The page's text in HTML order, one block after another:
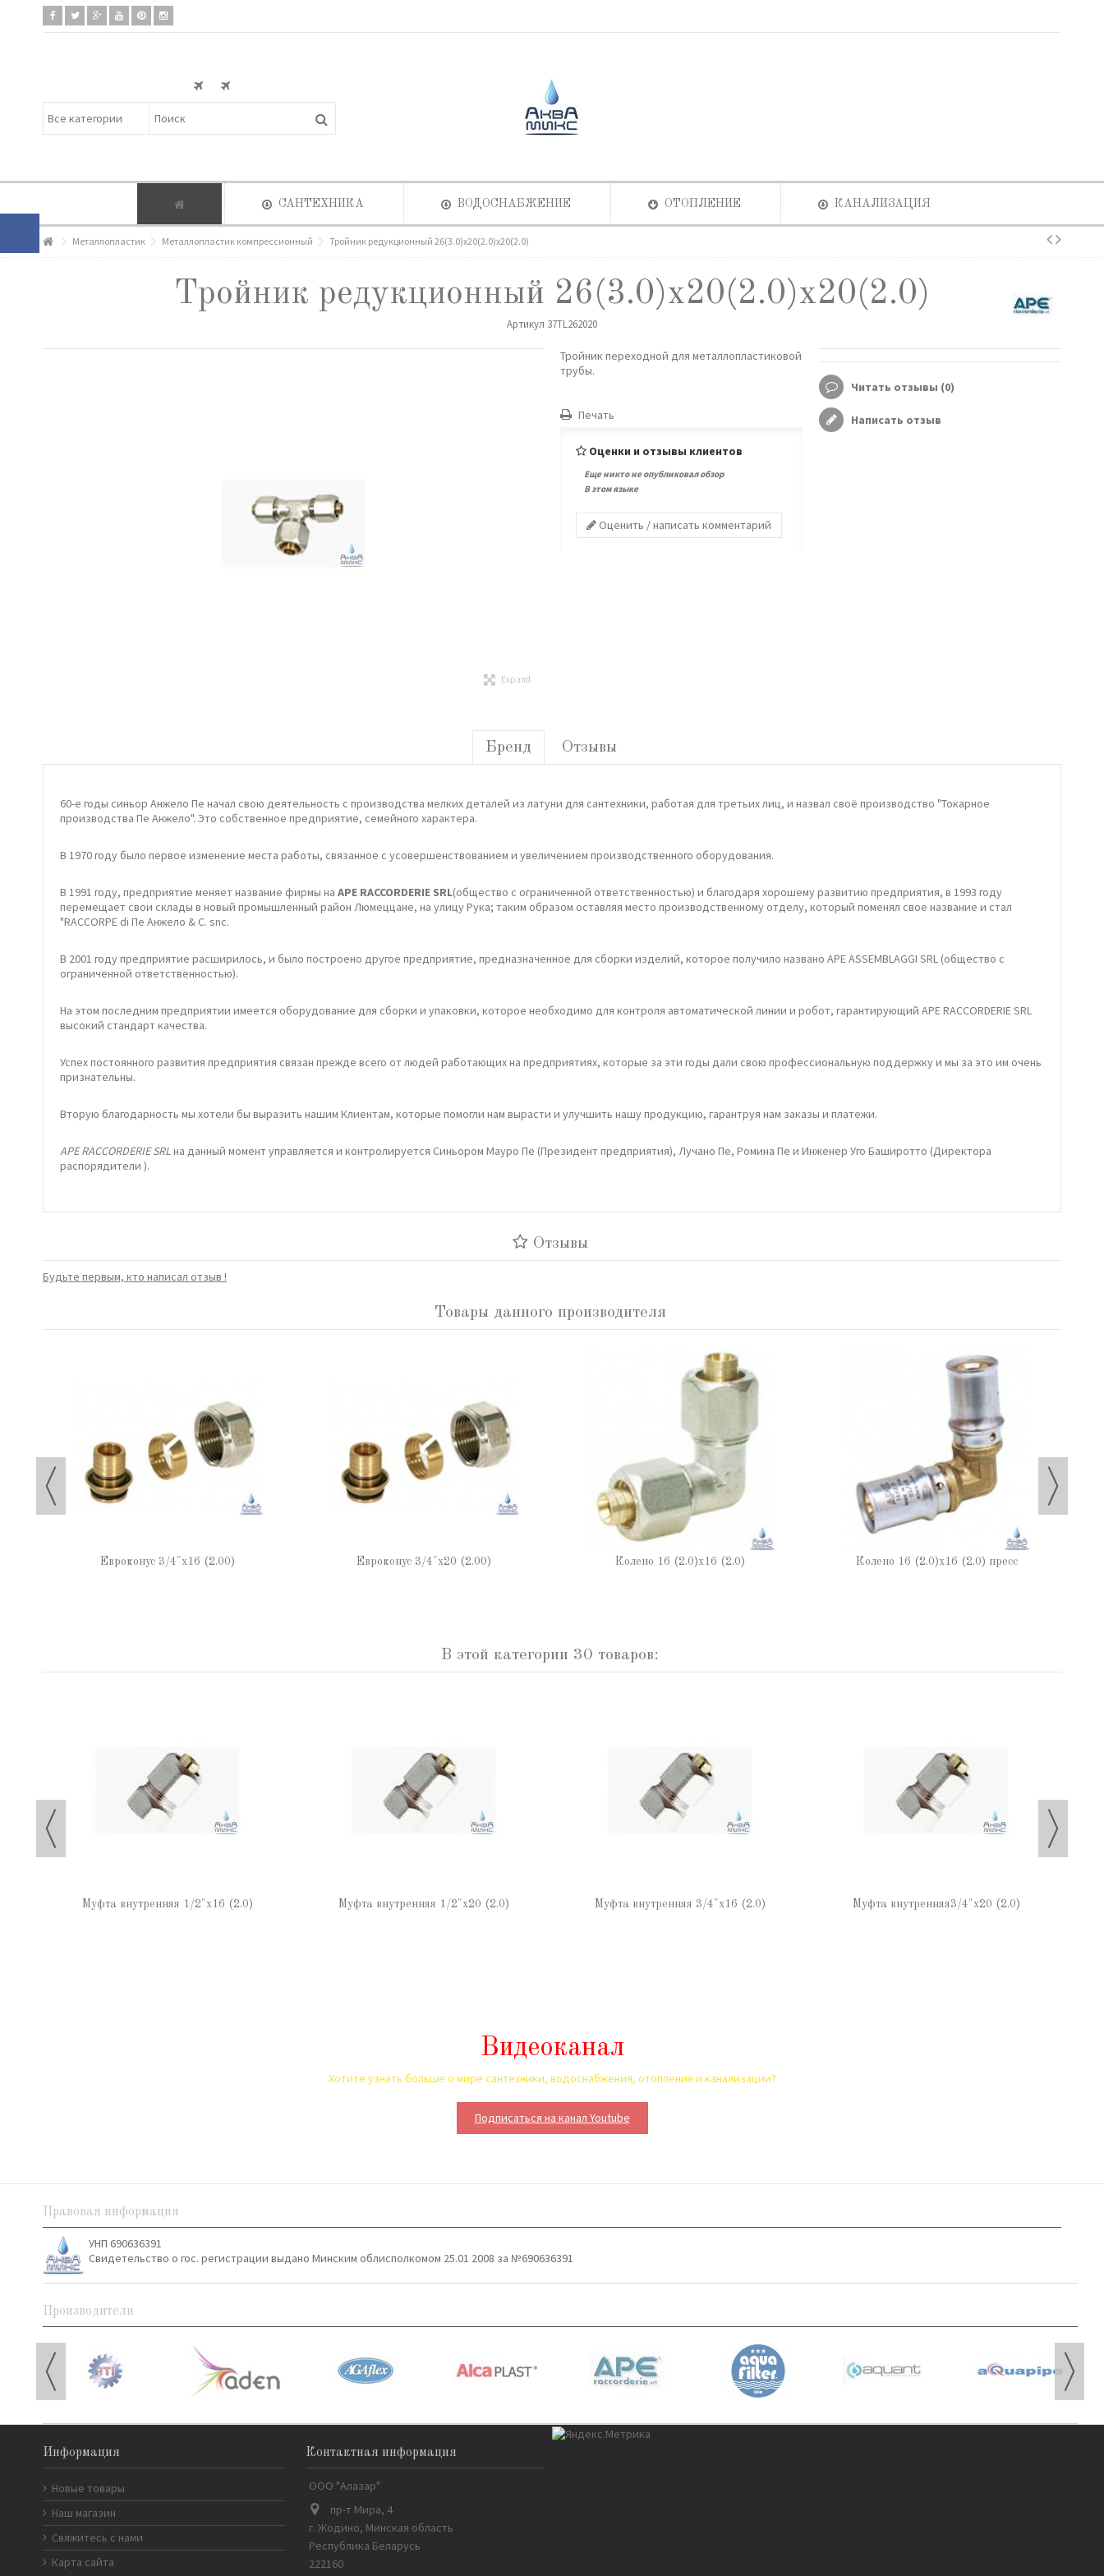
САНТЕХНИКА ВОДОСНАБЖЕНИЕ ОТОПЛЕНИЕ КАНАЛИЗАЦИЯ
Металлопластик Металлопластик компрессионный Тройник редукционный 26(3.0)х20(2.0)х20(2.0)
Тройник редукционный 26(3.0)х20(2.0)х20(2.0)
Артикул 37TL262020
Expand
Тройник переходной для металлопластиковой
трубы.
Печать
Оценки и отзывы клиентов
Еще никто не опубликовал обзор
В этом языке
Оценить / написать комментарий
Читать отзывы (0)
Написать отзыв
Бренд Отзывы
60-е годы синьор Анжело Пе начал свою деятельность с производства мелких деталей из латуни для сантехники, работая для третьих лиц, и назвал своё производство "Токарное
производства Пе Анжело". Это собственное предприятие, семейного характера.
В 1970 году было первое изменение места работы, связанное с усовершенствованием и увеличением производственного оборудования.
В 1991 году, предприятие меняет название фирмы на APE RACCORDERIE SRL(общество с ограниченной ответственностью) и благодаря хорошему развитию предприятия, в 1993 году
перемещает свои склады в новый промышленный район Люмеццане, на улицу Рука; таким образом оставляя место производственному отделу, который поменял свое название и стал
"RACCORPE di Пе Анжело & C. snc.
В 2001 году предприятие расширилось, и было построено другое предприятие, предназначенное для сборки изделий, которое получило названо APE ASSEMBLAGGI SRL (общество с
ограниченной ответственностью).
На этом последним предприятии имеется оборудование для сборки и упаковки, которое необходимо для контроля автоматической линии и робот, гарантирующий APE RACCORDERIE SRL
высокий стандарт качества.
Успех постоянного развития предприятия связан прежде всего от людей работающих на предприятиях, которые за эти годы дали свою профессиональную поддержку и мы за это им очень
признательны.
Вторую благодарность мы хотели бы выразить нашим Клиентам, которые помогли нам вырасти и улучшить нашу продукцию, гарантруя нам заказы и платежи.
APE RACCORDERIE SRLна данный момент управляется и контролируется Синьором Мауро Пе (Президент предприятия), Лучано Пе, Ромина Пе и Инженер Уго Баширотто (Директора
распорядители ).
Отзывы
Будьте первым, кто написал отзыв !
Товары данного производителя
Евроконус 3/4"х16 (2.00) Евроконус 3/4"х20 (2.00) Колено 16 (2.0)х16 (2.0) Колено 16 (2.0)х16 (2.0) пресс
В этой категории 30 товаров:
Муфта внутренняя 1/2"х16 (2.0) Муфта внутренняя 1/2"х20 (2.0) Муфта внутренняя 3/4"х16 (2.0) Муфта внутренняя3/4"х20 (2.0)
Видеоканал
Хотите узнать больше о мире сантехники, водоснабжения, отопления и канализации?
Подписаться на канал Youtube
Правовая информация
УНП 690636391
Свидетельство о гос. регистрации выдано Минским облисполкомом 25.01 2008 за №690636391
Производители
Информация
Новые товары
Наш магазин
Свяжитесь с нами
Карта сайта
Контактная информация
ООО "Алазар"
пр-т Мира, 4
г. Жодино, Минская область
Республика Беларусь
222160